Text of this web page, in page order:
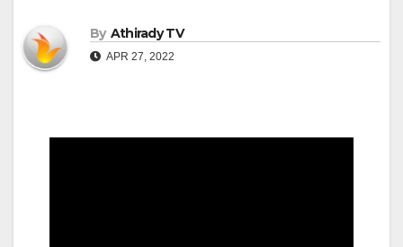
By Athirady TV
APR 27, 2022